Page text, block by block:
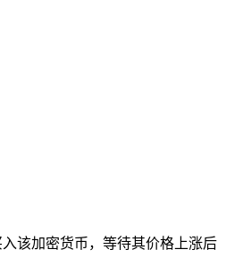
该加密货币，等待其价格上涨后